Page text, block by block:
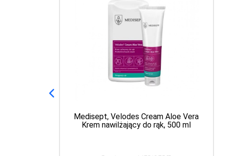
Medisept, Velodes Cream Aloe Vera
Krem nawilżający do rąk, 500 ml